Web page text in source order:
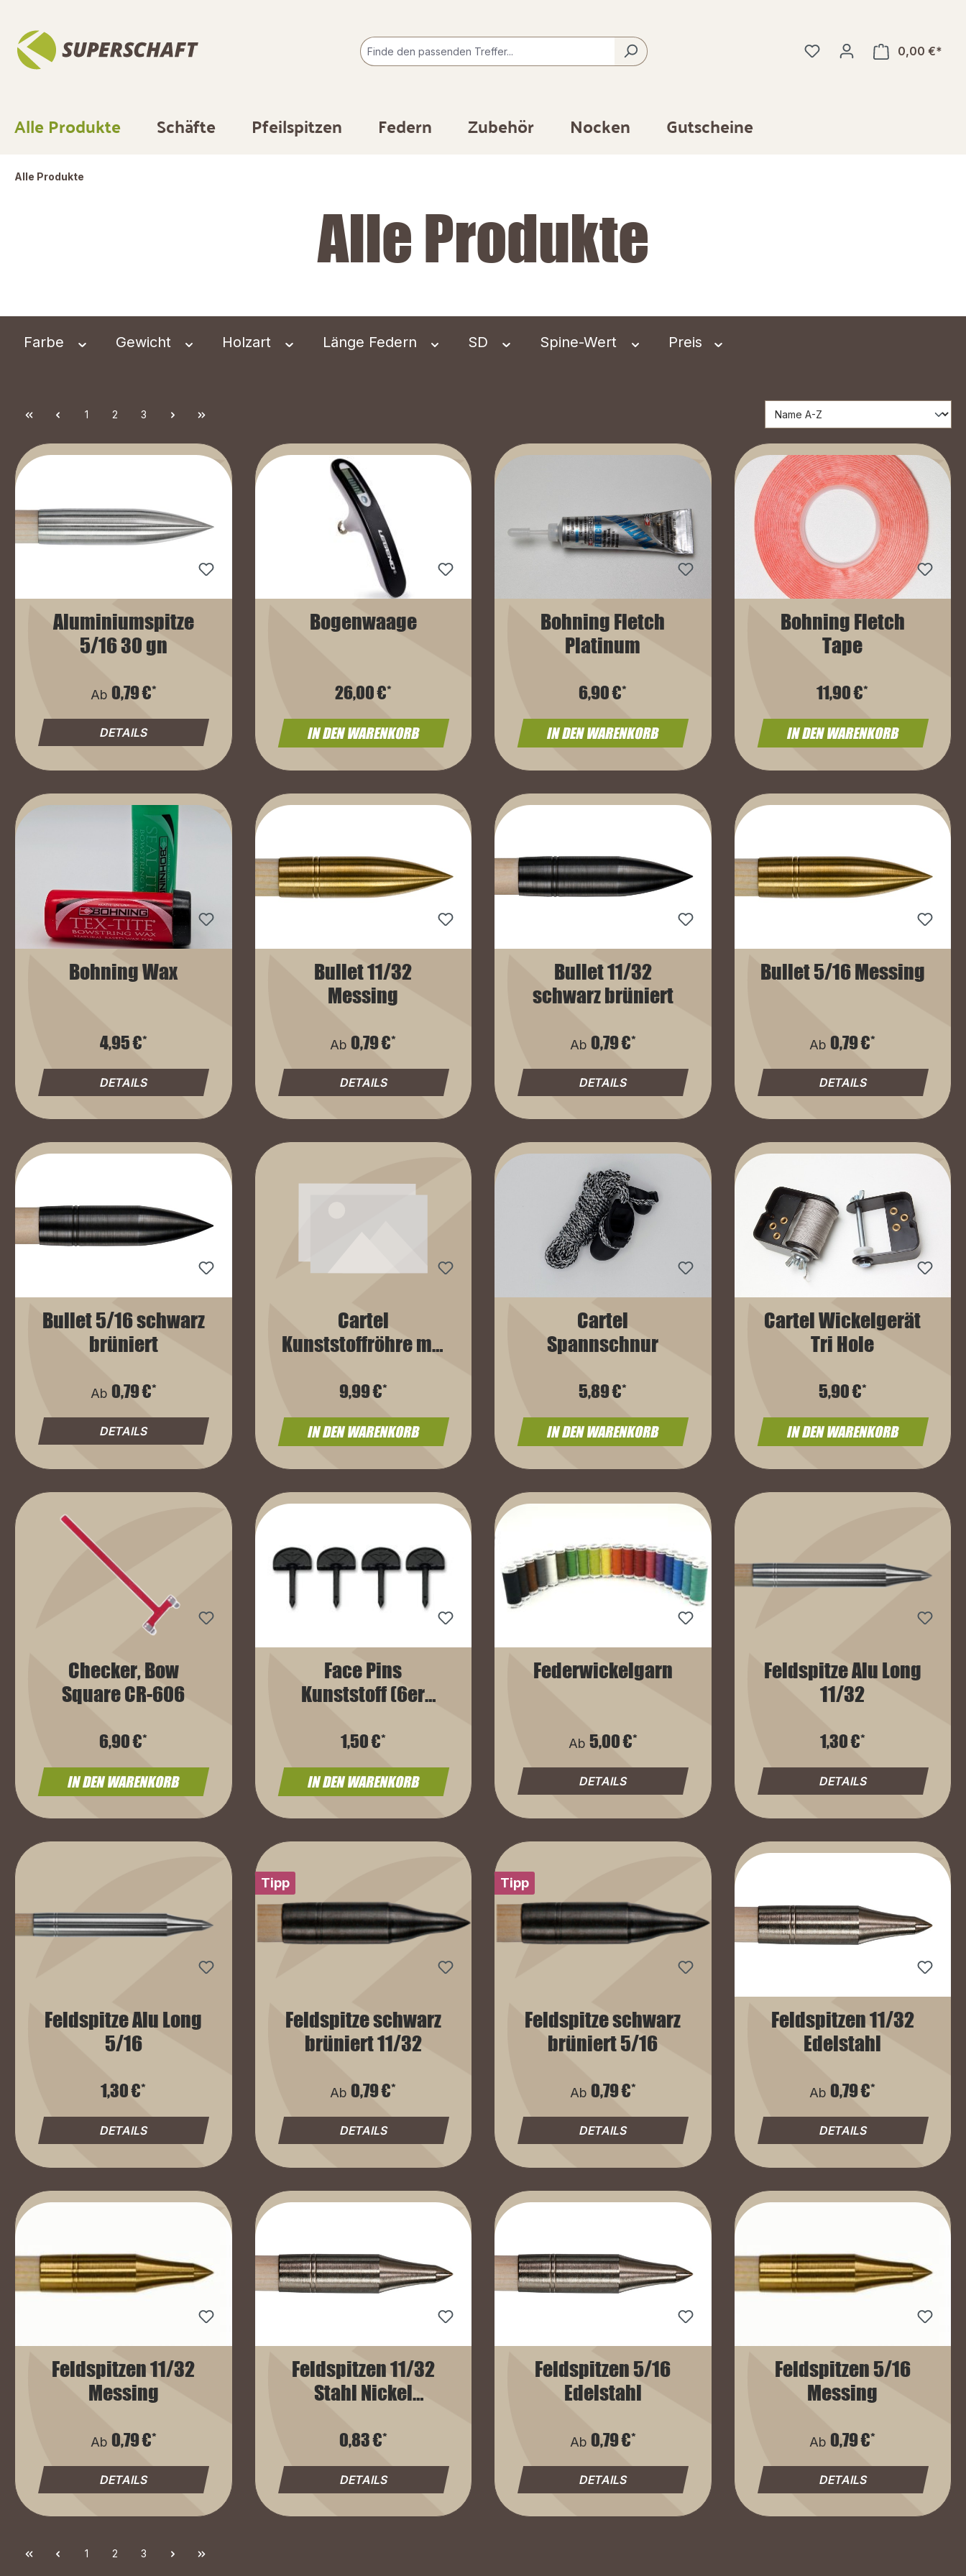
0,00 €*
Alle Produkte Schäfte Pfeilspitzen Federn Zubehör Nocken Gutscheine
Alle Produkte
Alle Produkte
Farbe Gewicht Holzart Länge Federn SD Spine-Wert Preis
1 2 3
Aluminiumspitze
5/16 30 gn
Ab 0,79 €*
DETAILS
Bogenwaage
26,00 €*
IN DEN WARENKORB
Bohning Fletch
Platinum
6,90 €*
IN DEN WARENKORB
Bohning Fletch
Tape
11,90 €*
IN DEN WARENKORB
Bohning Wax
4,95 €*
DETAILS
Bullet 11/32
Messing
Ab 0,79 €*
DETAILS
Bullet 11/32
schwarz brüniert
Ab 0,79 €*
DETAILS
Bullet 5/16 Messing
Ab 0,79 €*
DETAILS
Bullet 5/16 schwarz
brüniert
Ab 0,79 €*
DETAILS
Cartel
Kunststoffröhre mit
Köcher für Schäfte
9,99 €*
IN DEN WARENKORB
Cartel
Spannschnur
5,89 €*
IN DEN WARENKORB
Cartel Wickelgerät
Tri Hole
5,90 €*
IN DEN WARENKORB
Checker, Bow
Square CR-606
6,90 €*
IN DEN WARENKORB
Face Pins
Kunststoff (6er
1,50 €*
IN DEN WARENKORB
Federwickelgarn
Ab 5,00 €*
DETAILS
Feldspitze Alu Long
11/32
1,30 €*
DETAILS
Feldspitze Alu Long
5/16
1,30 €*
DETAILS
Tipp
Feldspitze schwarz
brüniert 11/32
Ab 0,79 €*
DETAILS
Tipp
Feldspitze schwarz
brüniert 5/16
Ab 0,79 €*
DETAILS
Feldspitzen 11/32
Edelstahl
Ab 0,79 €*
DETAILS
Feldspitzen 11/32
Messing
Ab 0,79 €*
DETAILS
Feldspitzen 11/32
Stahl Nickel
0,83 €*
DETAILS
Feldspitzen 5/16
Edelstahl
Ab 0,79 €*
DETAILS
Feldspitzen 5/16
Messing
Ab 0,79 €*
DETAILS
1 2 3